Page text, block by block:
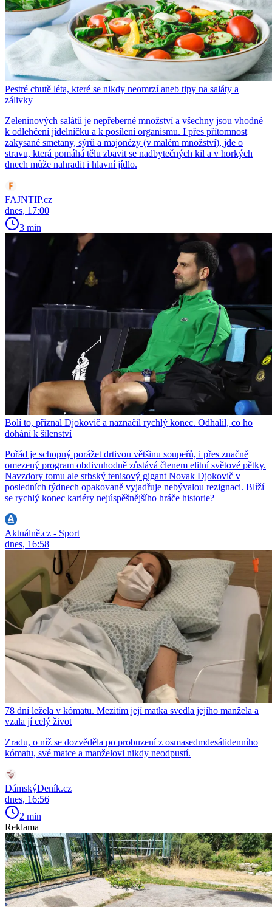
Pestré chutě léta, které se nikdy neomrzí aneb tipy na saláty a
zálivky
Zeleninových salátů je nepřeberné množství a všechny jsou vhodné
k odlehčení jídelníčku a k posílení organismu. I přes přítomnost
zakysané smetany, sýrů a majonézy (v malém množství), jde o
stravu, která pomáhá tělu zbavit se nadbytečných kil a v horkých
dnech může nahradit i hlavní jídlo.
FAJNTIP.cz
dnes, 17:00
3 min
Bolí to, přiznal Djokovič a naznačil rychlý konec. Odhalil, co ho
dohání k šílenství
Pořád je schopný porážet drtivou většinu soupeřů, i přes značně
omezený program obdivuhodně zůstává členem elitní světové pětky.
Navzdory tomu ale srbský tenisový gigant Novak Djokovič v
posledních týdnech opakovaně vyjadřuje nebývalou rezignaci. Blíží
se rychlý konec kariéry nejúspěšnějšího hráče historie?
Aktuálně.cz - Sport
dnes, 16:58
78 dní ležela v kómatu. Mezitím její matka svedla jejího manžela a
vzala jí celý život
Zradu, o níž se dozvěděla po probuzení z osmasedmdesátidenního
kómatu, své matce a manželovi nikdy neodpustí.
DámskýDeník.cz
dnes, 16:56
2 min
Reklama